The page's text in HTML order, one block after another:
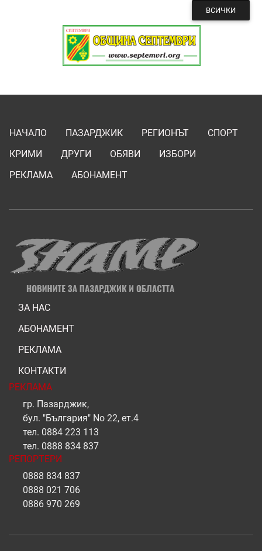
ВСИЧКИ
НАЧАЛО ПАЗАРДЖИК РЕГИОНЪТ
СПОРТ
КРИМИ
ДРУГИ ОБЯВИ
ИЗБОРИ
РЕКЛАМА
АБОНАМЕНТ
ЗА НАС
АБОНАМЕНТ
РЕКЛАМА
КОНТАКТИ
РЕКЛАМА
гр. Пазарджик,
бул. "България" No 22, ет.4
тел. 0884 223 113
тел. 0888 834 837
РЕПОРТЕРИ
0888 834 837
0888 021 706
0886 970 269